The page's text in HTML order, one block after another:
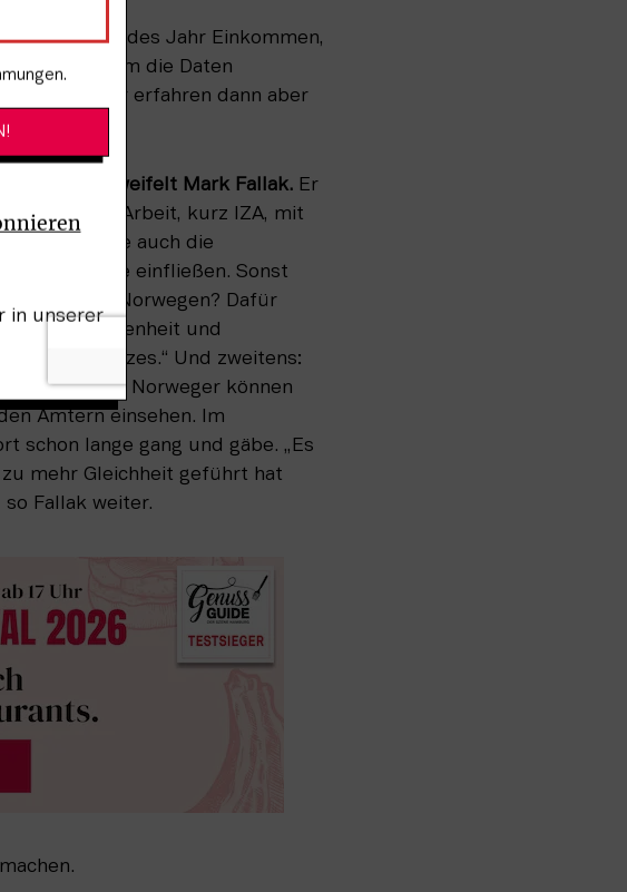
seit 2001 jedes Jahr Einkommen,
Um die Daten
Die Bürger erfahren dann aber
würde, bezweifelt Mark Fallak. Er
der Arbeit, kurz IZA, mit
hierzulande auch die
einfließen. Sonst
dann in Norwegen? Dafür
der Offenheit und
Datenschutzes.“ Und zweitens:
Die Norweger können
Ämtern einsehen. Im
schon lange gang und gäbe. „Es
mehr Gleichheit geführt hat
Fallak weiter.
Wir senden keinen Spam! Erfahre mehr in unserer